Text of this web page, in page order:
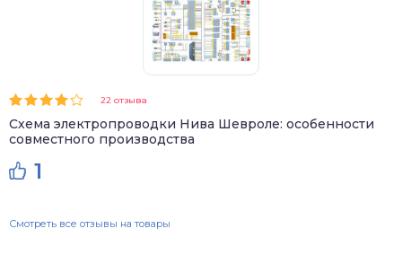
22 отзыва
Схема электропроводки Нива Шевроле: особенности
совместного производства
1
Смотреть все отзывы на товары